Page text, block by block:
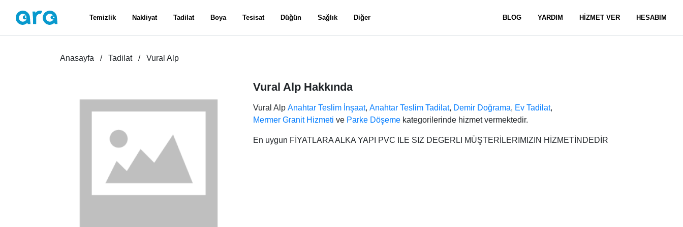
Temizlik Nakliyat Tadilat Boya Tesisat Düğün Sağlık Diğer BLOG YARDIM HİZMET VER HESABIM
Anasayfa Tadilat Vural Alp
Vural Alp Hakkında
Vural Alp Anahtar Teslim İnşaat, Anahtar Teslim Tadilat, Demir Doğrama, Ev Tadilat,
Mermer Granit Hizmeti ve Parke Döşeme kategorilerinde hizmet vermektedir.
En uygun FİYATLARA ALKA YAPI PVC ILE SIZ DEGERLI MÜŞTERİLERIMIZIN HİZMETİNDEDİR